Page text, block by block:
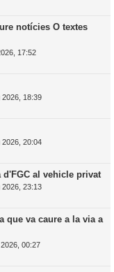
notícies O textes
17:52
2026, 18:39
2026, 20:04
d'FGC al vehicle privat
2026, 23:13
que va caure a la via a
00:27